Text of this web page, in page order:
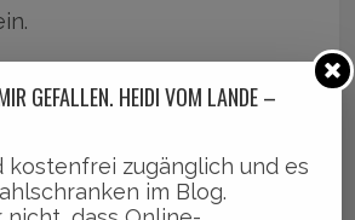
zerstören“ – das war das
GEFALLEN. HEIDI VOM LANDE –
kostenfrei zugänglich und es
im Blog.